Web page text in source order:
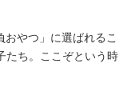
やつ」に選ばれるこ
たち。ここぞという時